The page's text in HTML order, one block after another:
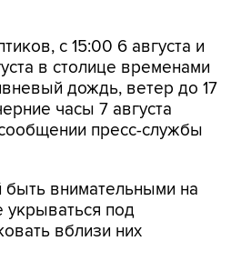
с 15:00 6 августа и
в столице временами
дождь, ветер до 17
часы 7 августа
пресс-службы
внимательными на
укрываться под
вблизи них